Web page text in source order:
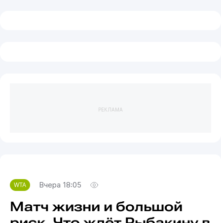
РЕКЛАМА
WTA Вчера 18:05
Матч жизни и большой